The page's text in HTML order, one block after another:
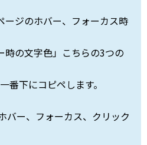
ージのホバー、フォーカス時
時の文字色」こちらの3つの
番下にコピペします。
バー、フォーカス、クリック